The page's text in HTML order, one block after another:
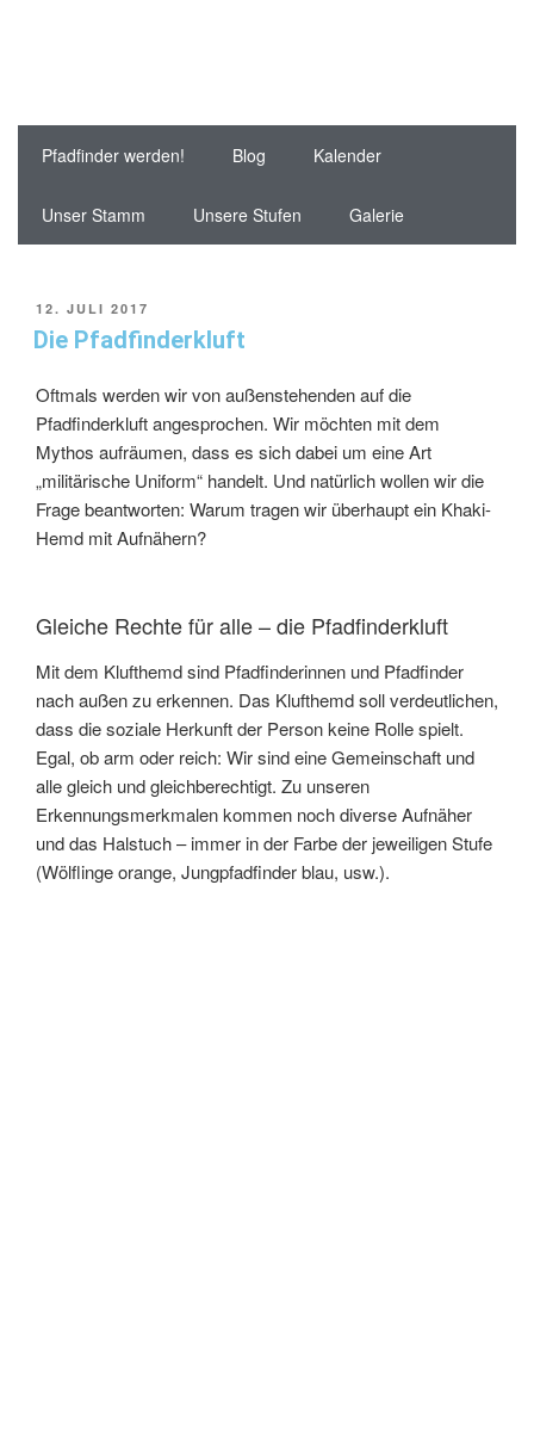
Pfadfinder werden! Blog Kalender
Unser Stamm Unsere Stufen Galerie
12. JULI 2017
Die Pfadfinderkluft
Oftmals werden wir von außenstehenden auf die
Pfadfinderkluft angesprochen. Wir möchten mit dem
Mythos aufräumen, dass es sich dabei um eine Art
„militärische Uniform“ handelt. Und natürlich wollen wir die
Frage beantworten: Warum tragen wir überhaupt ein Khaki-
Hemd mit Aufnähern?
Gleiche Rechte für alle – die Pfadfinderkluft
Mit dem Klufthemd sind Pfadfinderinnen und Pfadfinder
nach außen zu erkennen. Das Klufthemd soll verdeutlichen,
dass die soziale Herkunft der Person keine Rolle spielt.
Egal, ob arm oder reich: Wir sind eine Gemeinschaft und
alle gleich und gleichberechtigt. Zu unseren
Erkennungsmerkmalen kommen noch diverse Aufnäher
und das Halstuch – immer in der Farbe der jeweiligen Stufe
(Wölflinge orange, Jungpfadfinder blau, usw.).